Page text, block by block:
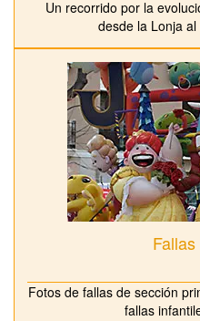
Un recorrido por la
desde la Lonja
Fotos de fallas de sección
fallas